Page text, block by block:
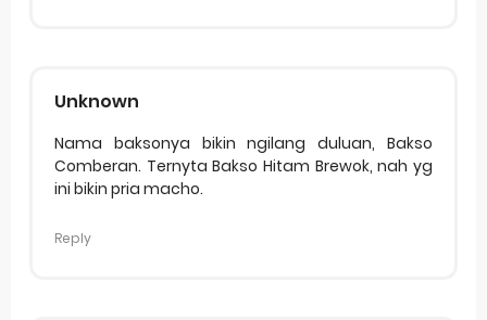
Unknown
Nama baksonya bikin ngilang duluan, Bakso
Comberan. Ternyta Bakso Hitam Brewok, nah yg
ini bikin pria macho.
Reply